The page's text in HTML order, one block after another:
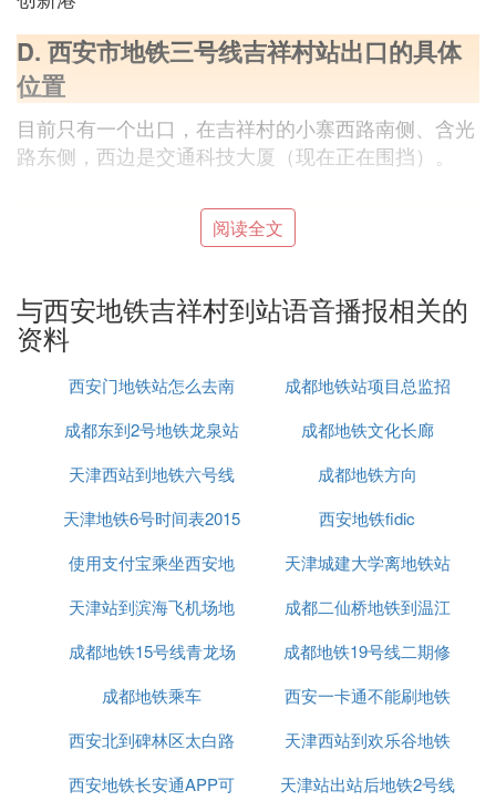
D. 西安市地铁三号线吉祥村站出口的具体
位置
目前只有一个出口，在吉祥村的小寨西路南侧、含光
路东侧，西边是交通科技大厦（现在正在围挡）。
三号线到吉祥寺
西安地铁3号线途经站点 共26站
鱼化寨
丈八北路
延平门
科技路
太白南路
经过此站点的线路： 3号线 2号线
大雁塔
北池头
青龙寺
延兴门
通化门
阅读全文
与西安地铁吉祥村到站语音播报相关的
资料
西安门地铁站怎么去南
京眼
成都地铁站项目总监招
聘
成都东到2号地铁龙泉站
成都地铁文化长廊
天津西站到地铁六号线
成都地铁方向
天津地铁6号时间表2015
西安地铁fidic
使用支付宝乘坐西安地
铁有优惠吗
天津城建大学离地铁站
天津站到滨海飞机场地
铁
成都二仙桥地铁到温江
怎么走
成都地铁15号线青龙场
成都地铁19号线二期修
好了吗
成都地铁乘车
西安一卡通不能刷地铁
西安北到碑林区太白路
西北大学地铁
天津西站到欢乐谷地铁
怎么坐车
西安地铁长安通APP可
天津站出站后地铁2号线